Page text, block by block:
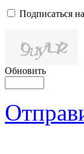
Подписаться
Обновить